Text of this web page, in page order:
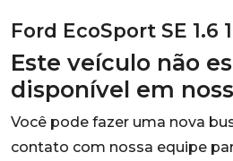
Ford EcoSport SE 1.6
Este veículo não
disponível em
Você pode fazer uma nova
contato com nossa equipe